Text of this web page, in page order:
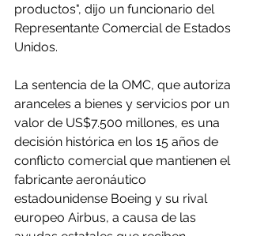
productos", dijo un funcionario del
Representante Comercial de Estados
Unidos.
La sentencia de la OMC, que autoriza
aranceles a bienes y servicios por un
valor de US$7.500 millones, es una
decisión histórica en los 15 años de
conflicto comercial que mantienen el
fabricante aeronáutico
estadounidense Boeing y su rival
europeo Airbus, a causa de las